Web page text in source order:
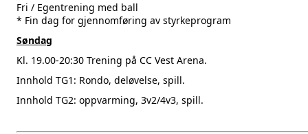
Fri / Egentrening med ball
* Fin dag for gjennomføring av styrkeprogram
Søndag
Kl. 19.00-20:30 Trening på CC Vest Arena.
Innhold TG1: Rondo, deløvelse, spill.
Innhold TG2: oppvarming, 3v2/4v3, spill.